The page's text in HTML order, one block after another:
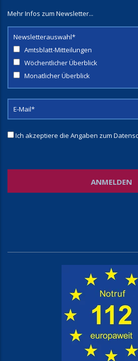
Mehr Infos zum Newsletter...
Newsletterauswahl*
Amtsblatt-Mitteilungen
Wöchentlicher Überblick
Monatlicher Überblick
Ich akzeptiere die Angaben zum